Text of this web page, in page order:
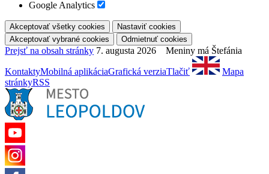
Google Analytics
Prejsť na obsah stránky 7. augusta 2026 Meniny má Štefánia
KontaktyMobilná aplikáciaGrafická verziaTlačiť
Mapa
stránkyRSS